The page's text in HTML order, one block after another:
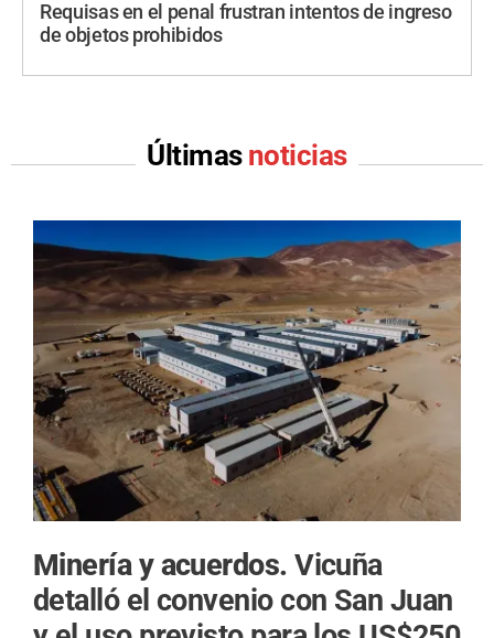
Requisas en el penal frustran intentos de ingreso
de objetos prohibidos
Últimas noticias
Minería y acuerdos.Vicuña
detalló el convenio con San Juan